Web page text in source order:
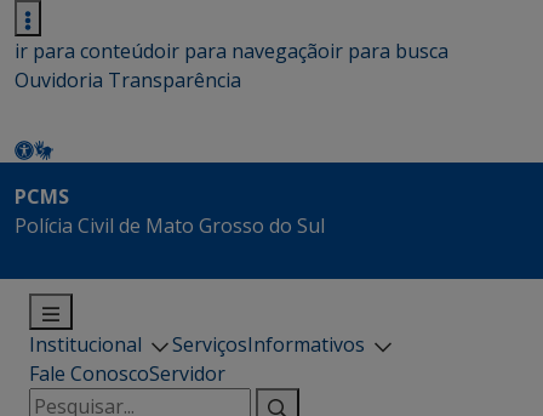
ir para conteúdoir para navegaçãoir para busca
Ouvidoria Transparência
PCMS
Polícia Civil de Mato Grosso do Sul
Institucional ServiçosInformativos
Fale ConoscoServidor
Pesquisar